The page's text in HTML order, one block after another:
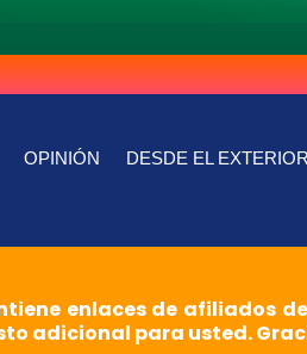
OPINIÓN DESDE EL EXTERIOR
enlaces de afiliados de
adicional para usted.